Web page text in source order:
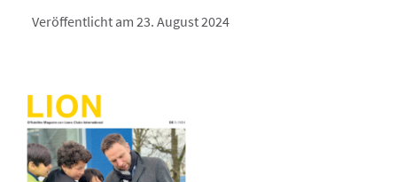
Veröffentlicht am 23. August 2024